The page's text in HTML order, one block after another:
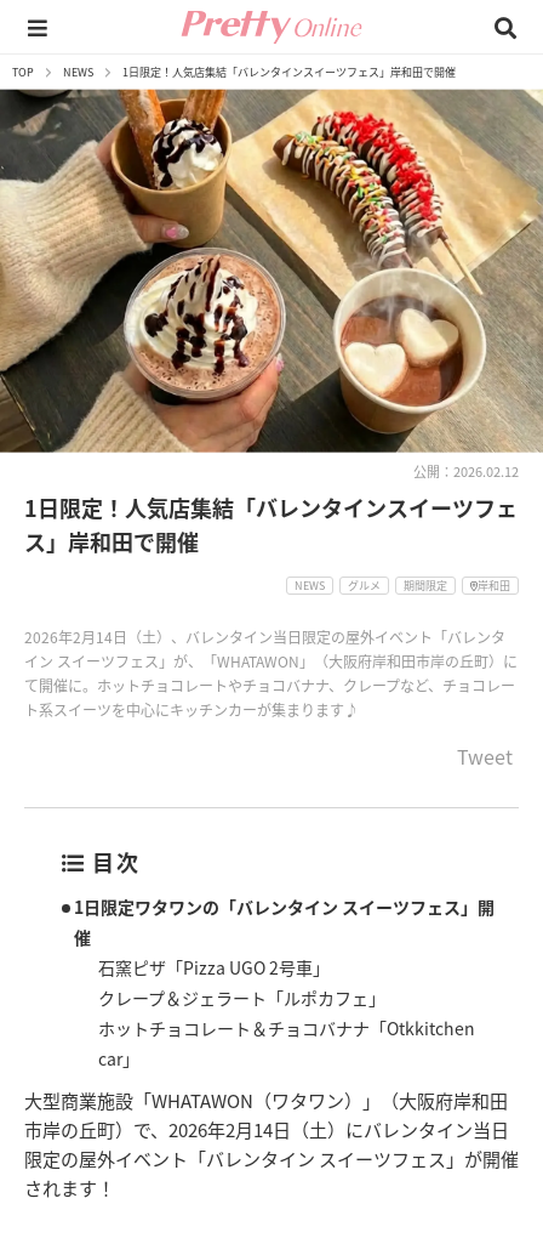
TOP NEWS 1日限定！人気店集結「バレンタインスイーツフェス」岸和田で開催
公開：2026.02.12
1日限定！人気店集結「バレンタインスイーツフェ
ス」岸和田で開催
NEWS グルメ 期間限定 岸和田
2026年2月14日（土）、バレンタイン当日限定の屋外イベント「バレンタ
イン スイーツフェス」が、「WHATAWON」（大阪府岸和田市岸の丘町）に
て開催に。ホットチョコレートやチョコバナナ、クレープなど、チョコレー
ト系スイーツを中心にキッチンカーが集まります♪
Tweet
目次
1日限定ワタワンの「バレンタイン スイーツフェス」開
催
石窯ピザ「Pizza UGO 2号車」
クレープ＆ジェラート「ルポカフェ」
ホットチョコレート＆チョコバナナ「Otkkitchen
car」
大型商業施設「WHATAWON（ワタワン）」（大阪府岸和田
市岸の丘町）で、2026年2月14日（土）にバレンタイン当日
限定の屋外イベント「バレンタイン スイーツフェス」が開催
されます！